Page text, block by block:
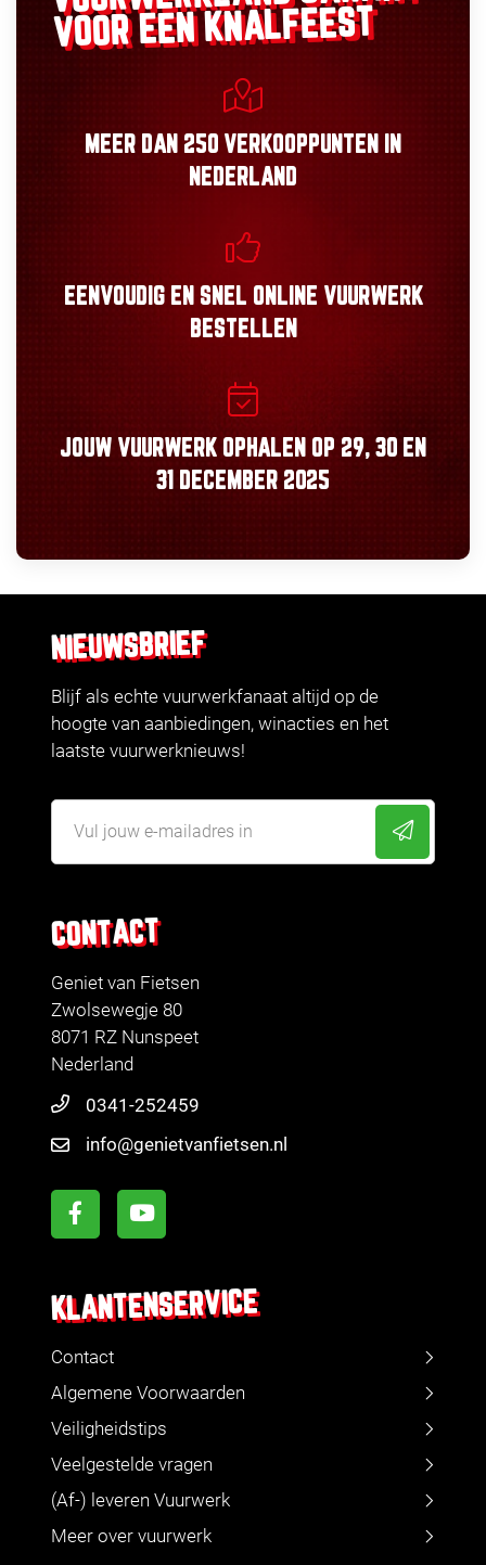
VOOR EEN KNALFEEST
MEER DAN 250 VERKOOPPUNTEN
IN
NEDERLAND
EENVOUDIGEN SNEL ONLINE VUURWERK
BESTELLEN
JOUW VUURWERK OPHALEN OP 29, 30 EN
31 DECEMBER 2025
CONTACT
Geniet van Fietsen
Zwolsewegje 80
8071 RZ Nunspeet
Nederland
0341-252459
info@genietvanfietsen.nl
KLANTENSERVICE
Contact
Algemene Voorwaarden
Veiligheidstips
Veelgestelde vragen
(Af-) leveren Vuurwerk
Meer over vuurwerk
NIEUWSBRIEF
Blijf als echte vuurwerkfanaat altijd op de
hoogte van aanbiedingen, winacties en het
laatste vuurwerknieuws!